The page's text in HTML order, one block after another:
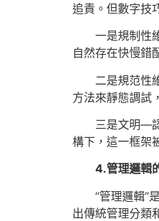
追責。但數字技
一是規制性
自然存在快慢錯
二是規范性
方法來靜態調試
三是文明—
構下，這一框架
4.管理邏輯
“管理邏輯”
出傳統管理分類